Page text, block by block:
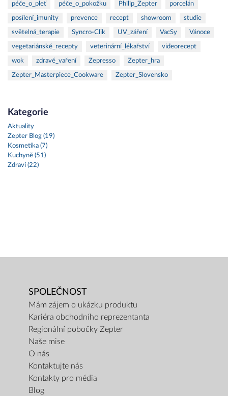
péče_o_pleť péče_o_pokožku Philip_Zepter porcelán
posílení_imunity prevence recept showroom studie
světelná_terapie Syncro-Clik UV_záření VacSy Vánoce
vegetariánské_recepty veterinární_lékařství videorecept
wok zdravé_vaření Zepresso Zepter_hra
Zepter_Masterpiece_Cookware Zepter_Slovensko
Kategorie
Aktuality
Zepter Blog (19)
Kosmetika (7)
Kuchyně (51)
Zdraví (22)
SPOLEČNOST
Mám zájem o ukázku produktu
Kariéra obchodního reprezentanta
Regionální pobočky Zepter
Naše mise
O nás
Kontaktujte nás
Kontakty pro média
Blog